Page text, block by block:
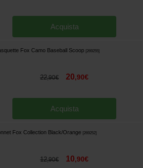
Acquista
Fox Camo Baseball Scoop 269255]
22,90€ 20,90€
Acquista
Fox Collection Black/Orange 269252]
12,90€ 10,90€